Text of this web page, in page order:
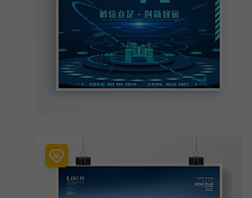
原创蓝色科技未来企业文化海报海